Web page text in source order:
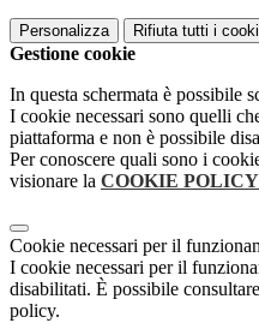
Personalizza Rifiuta tutti i
Gestione cookie
In questa schermata è possibile
I cookie necessari sono quelli
piattaforma e non è possibile
Per conoscere quali sono i
visionare la COOKIE POLICY
Cookie necessari per il
I cookie necessari per il
disabilitati. È possibile
policy.